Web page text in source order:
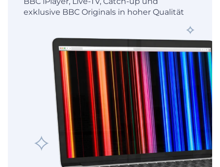
exklusive BBC Originals in hoher Qualität